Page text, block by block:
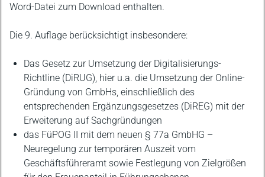
Word-Datei zum Download enthalten.
Die 9. Auflage berücksichtigt insbesondere:
Das Gesetz zur Umsetzung der Digitalisierungs-
Richtline (DiRUG), hier u.a. die Umsetzung der Online-
Gründung von GmbHs, einschließlich des
entsprechenden Ergänzungsgesetzes (DiREG) mit der
Erweiterung auf Sachgründungen
das FüPOG II mit dem neuen § 77a GmbHG –
Neuregelung zur temporären Auszeit vom
Geschäftsführeramt sowie Festlegung von Zielgrößen